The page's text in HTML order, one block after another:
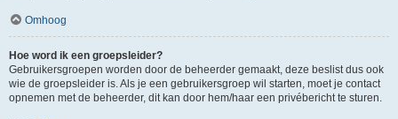
Omhoog
Hoe word ik een groepsleider?
Gebruikersgroepen worden door de beheerder gemaakt, deze beslist dus ook
wie de groepsleider is. Als je een gebruikersgroep wil starten, moet je contact
opnemen met de beheerder, dit kan door hem/haar een privébericht te sturen.